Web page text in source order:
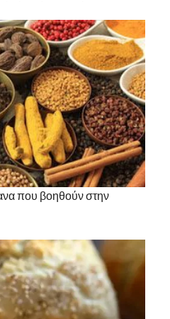
που βοηθούν στην